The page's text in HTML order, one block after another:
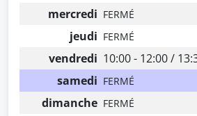
mercredi FERMÉ
jeudi FERMÉ
vendredi 10:00 - 12:00 /
samedi FERMÉ
dimanche FERMÉ